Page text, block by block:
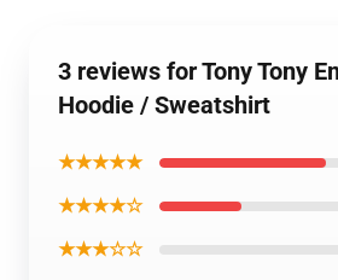
3 reviews for Tony Tony
Hoodie / Sweatshirt
★★★★★
★★★★☆
★★★☆☆